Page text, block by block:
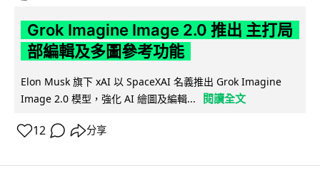
Grok Imagine Image 2.0 推出 主打局
部編輯及多圖參考功能
Elon Musk 旗下 xAI 以 SpaceXAI 名義推出 Grok Imagine
Image 2.0 模型，強化 AI 繪圖及編輯...
閱讀全文
12 分享